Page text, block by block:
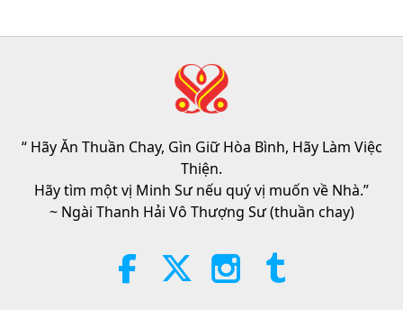
34:10
Chương Trình Tiên Tri, Phần 413 –
Thật Cùng Đấng Cứu Thế Để Hóa
Giải Tai Họa
Tiết Mục Nhiều Tập Với Các Tiên Đoán Cổ
Xưa Về Địa Cầu
2026-08-09 994Lượt Xem
28:14
“ Hãy Ăn Thuần Chay, Gìn Giữ Hòa Bình, Hãy Làm Việc
Thiện.
Hãy tìm một vị Minh Sư nếu quý vị muốn về Nhà.”
~ Ngài Thanh Hải Vô Thượng Sư (thuần chay)